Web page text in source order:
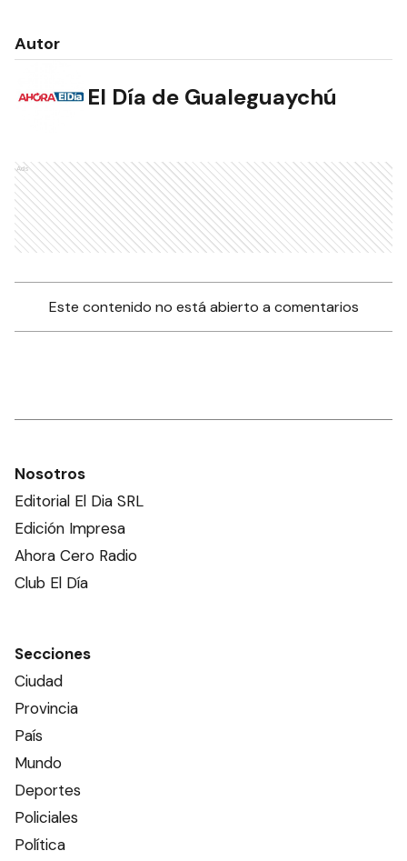
Autor
El Día de Gualeguaychú
Ads
Este contenido no está abierto a comentarios
Nosotros
Editorial El Dia SRL
Edición Impresa
Ahora Cero Radio
Club El Día
Secciones
Ciudad
Provincia
País
Mundo
Deportes
Policiales
Política